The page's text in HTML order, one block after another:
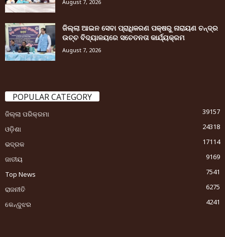
August 7, 2026
ଜିଲ୍ଲା ଆଇନ ସେବା ପ୍ରାଧିକରଣ ପକ୍ଷରୁ ନାରାୟଣ ଚନ୍ଦ୍ର
ଉଚ୍ଚ ବିଦ୍ୟାଳୟରେ ସଚେତନତା କାର୍ଯ୍ୟକ୍ରମ
August 7, 2026
POPULAR CATEGORY
ଜିଲ୍ଲା ପରିକ୍ରମା
39157
ଓଡ଼ିଶା
24318
ଭଦ୍ରକ
17114
ଜାତୀୟ
9169
Top News
7541
ରାଜନୀତି
6275
କେନ୍ଦୁଝର
4241